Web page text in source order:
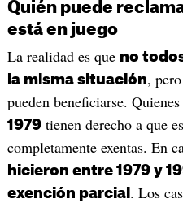
Quién puede
está en juego
La realidad es que no
la misma situación,
pueden beneficiarse. Quienes
1979tienen derecho a que
completamente exentas. En
hicieron entre 1979 y
exención parcial . Los